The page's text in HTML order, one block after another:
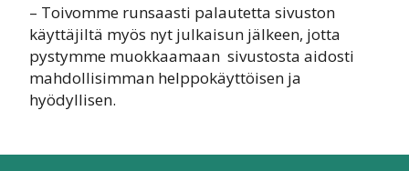
– Toivomme runsaasti palautetta sivuston
käyttäjiltä myös nyt julkaisun jälkeen, jotta
pystymme muokkaamaan sivustosta aidosti
mahdollisimman helppokäyttöisen ja
hyödyllisen.